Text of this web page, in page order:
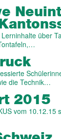
über
die Technik…
2015
vom 10.12.15